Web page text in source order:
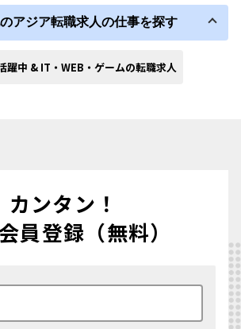
アジア転職求人の仕事を探す
躍中 & IT・WEB・ゲームの転職求人
カンタン！
員登録（無料）